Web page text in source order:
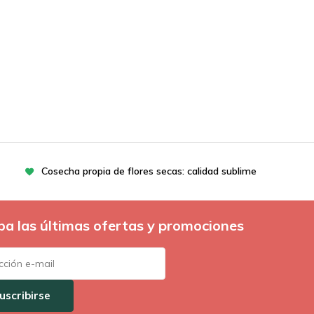
Cosecha propia de flores secas: calidad sublime
las últimas ofertas y promociones